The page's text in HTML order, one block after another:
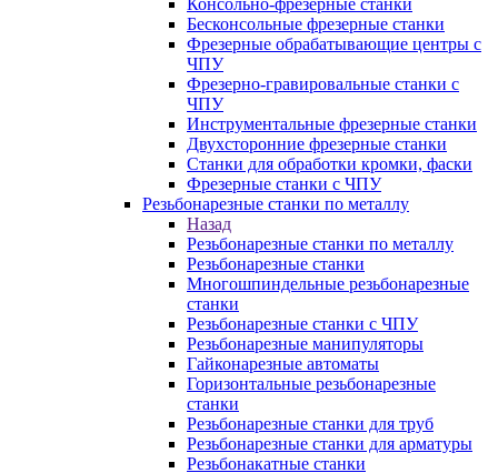
Консольно-фрезерные станки
Бесконсольные фрезерные станки
Фрезерные обрабатывающие центры с
ЧПУ
Фрезерно-гравировальные станки с
ЧПУ
Инструментальные фрезерные станки
Двухсторонние фрезерные станки
Станки для обработки кромки, фаски
Фрезерные станки с ЧПУ
Резьбонарезные станки по металлу
Назад
Резьбонарезные станки по металлу
Резьбонарезные станки
Многошпиндельные резьбонарезные
станки
Резьбонарезные станки с ЧПУ
Резьбонарезные манипуляторы
Гайконарезные автоматы
Горизонтальные резьбонарезные
станки
Резьбонарезные станки для труб
Резьбонарезные станки для арматуры
Резьбонакатные станки